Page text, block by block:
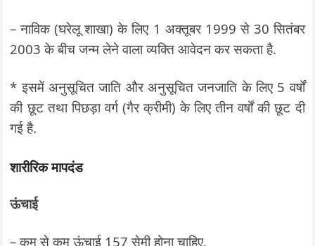
– नाविक (घरेलू शाखा) के लिए 1 अक्तूबर 1999 से 30 सितंबर
2003 के बीच जन्म लेने वाला व्यक्ति आवेदन कर सकता है.
* इसमें अनुसूचित जाति और अनुसूचित जनजाति के लिए 5 वर्षों
की छूट तथा पिछड़ा वर्ग (गैर क्रीमी) के लिए तीन वर्षों की छूट दी
गई है.
शारीरिक मापदंड
ऊंचाई
– कम से कम ऊंचाई 157 सेमी होना चाहिए.